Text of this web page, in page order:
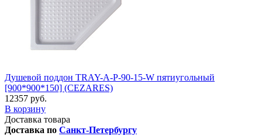
Душевой поддон TRAY-A-P-90-15-W пятиугольный
[900*900*150] (CEZARES)
12357 руб.
В корзину
Доставка товара
Доставка по Санкт-Петербургу